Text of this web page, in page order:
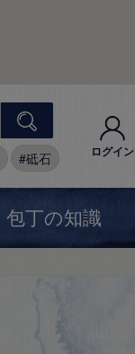
砥石 ログイン
包丁の知識